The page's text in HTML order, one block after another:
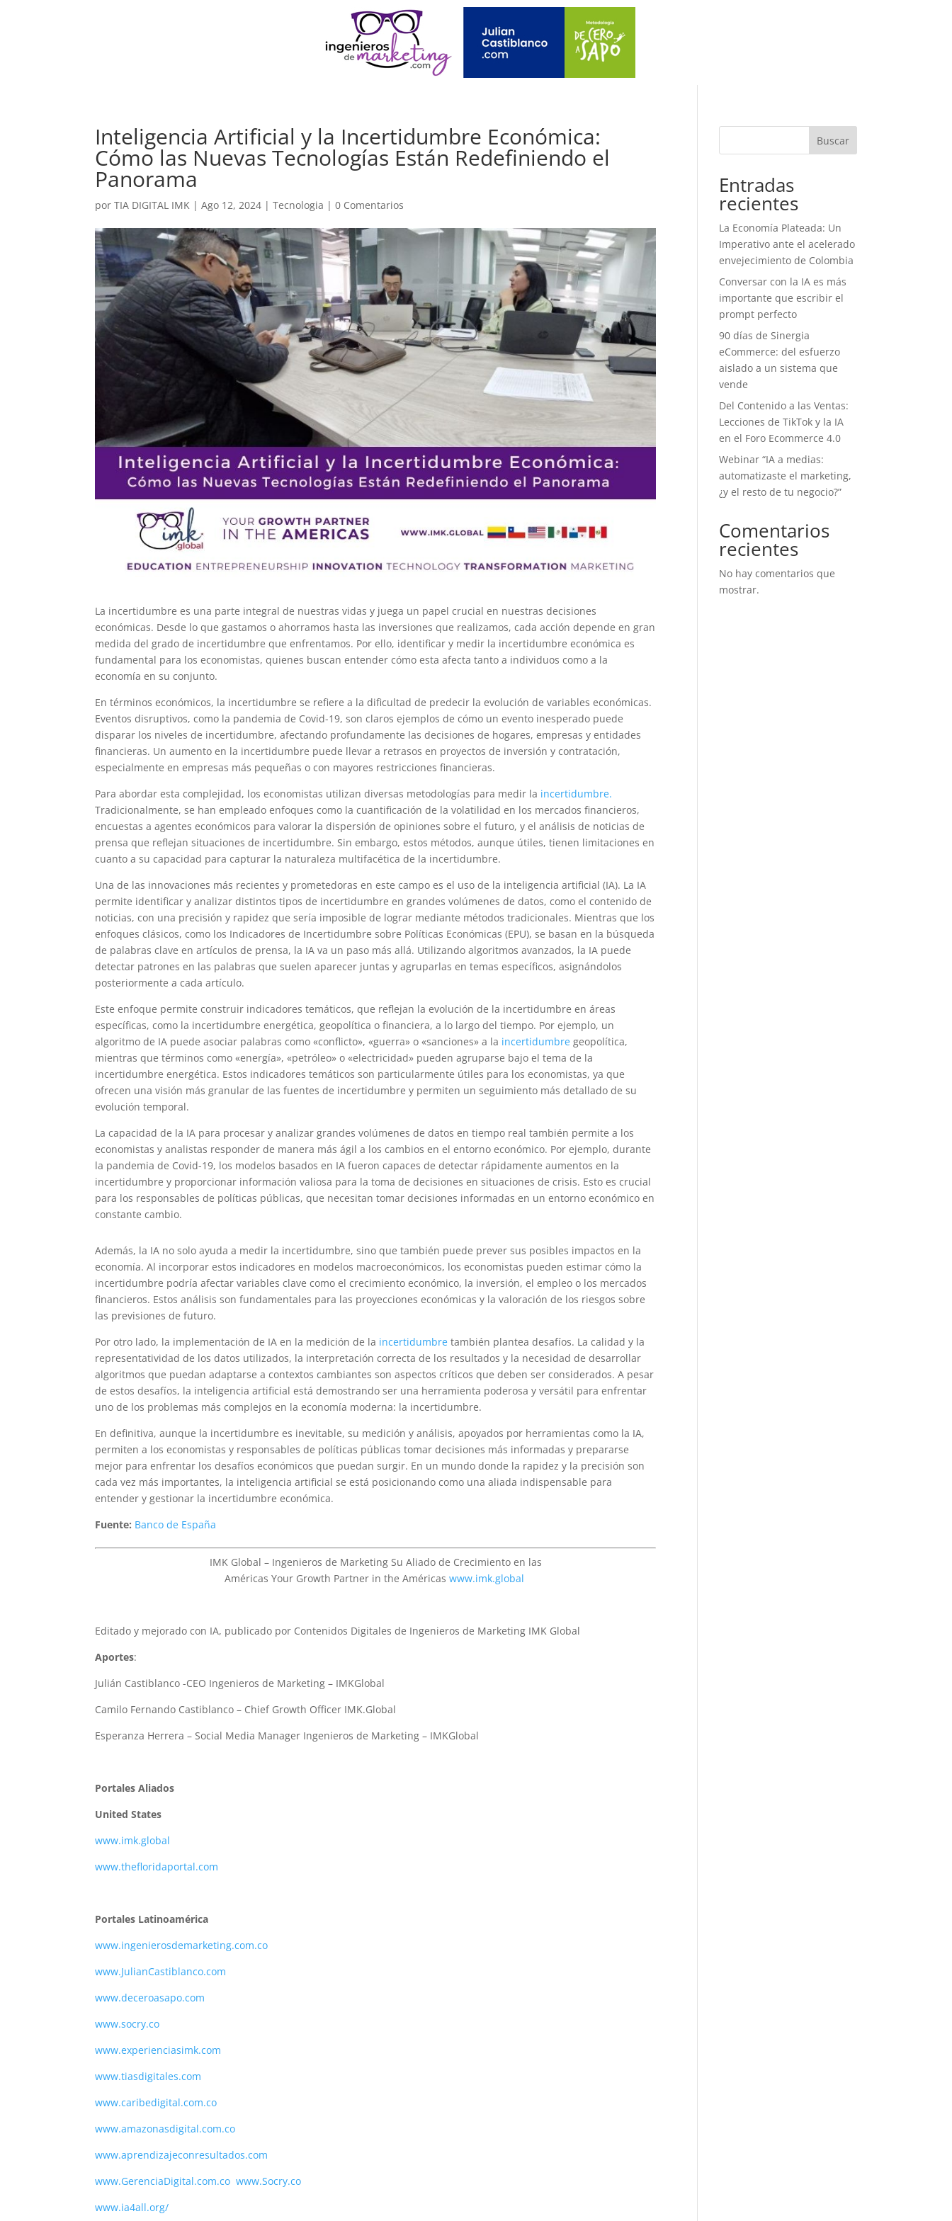
Inteligencia Artificial y la Incertidumbre Económica:
Cómo las Nuevas Tecnologías Están Redefiniendo el
Panorama
porTIA DIGITAL IMK |Ago 12, 2024 |Tecnologia |0 Comentarios
La incertidumbre es una parte integral de nuestras vidas y juega un papel crucial en nuestras decisiones
económicas. Desde lo que gastamos o ahorramos hasta las inversiones que realizamos, cada acción depende en gran
medida del grado de incertidumbre que enfrentamos. Por ello, identificar y medir la incertidumbre económica es
fundamental para los economistas, quienes buscan entender cómo esta afecta tanto a individuos como a la
economía en su conjunto.
En términos económicos, la incertidumbre se refiere a la dificultad de predecir la evolución de variables económicas.
Eventos disruptivos, como la pandemia de Covid-19, son claros ejemplos de cómo un evento inesperado puede
disparar los niveles de incertidumbre, afectando profundamente las decisiones de hogares, empresas y entidades
financieras. Un aumento en la incertidumbre puede llevar a retrasos en proyectos de inversión y contratación,
especialmente en empresas más pequeñas o con mayores restricciones financieras.
Para abordar esta complejidad, los economistas utilizan diversas metodologías para medir la incertidumbre.
Tradicionalmente, se han empleado enfoques como la cuantificación de la volatilidad en los mercados financieros,
encuestas a agentes económicos para valorar la dispersión de opiniones sobre el futuro, y el análisis de noticias de
prensa que reflejan situaciones de incertidumbre. Sin embargo, estos métodos, aunque útiles, tienen limitaciones en
cuanto a su capacidad para capturar la naturaleza multifacética de la incertidumbre.
Una de las innovaciones más recientes y prometedoras en este campo es el uso de la inteligencia artificial (IA). La IA
permite identificar y analizar distintos tipos de incertidumbre en grandes volúmenes de datos, como el contenido de
noticias, con una precisión y rapidez que sería imposible de lograr mediante métodos tradicionales. Mientras que los
enfoques clásicos, como los Indicadores de Incertidumbre sobre Políticas Económicas (EPU), se basan en la búsqueda
de palabras clave en artículos de prensa, la IA va un paso más allá. Utilizando algoritmos avanzados, la IA puede
detectar patrones en las palabras que suelen aparecer juntas y agruparlas en temas específicos, asignándolos
posteriormente a cada artículo.
Este enfoque permite construir indicadores temáticos, que reflejan la evolución de la incertidumbre en áreas
específicas, como la incertidumbre energética, geopolítica o financiera, a lo largo del tiempo. Por ejemplo, un
algoritmo de IA puede asociar palabras como «conflicto», «guerra» o «sanciones» a la incertidumbre geopolítica,
mientras que términos como «energía», «petróleo» o «electricidad» pueden agruparse bajo el tema de la
incertidumbre energética. Estos indicadores temáticos son particularmente útiles para los economistas, ya que
ofrecen una visión más granular de las fuentes de incertidumbre y permiten un seguimiento más detallado de su
evolución temporal.
La capacidad de la IA para procesar y analizar grandes volúmenes de datos en tiempo real también permite a los
economistas y analistas responder de manera más ágil a los cambios en el entorno económico. Por ejemplo, durante
la pandemia de Covid-19, los modelos basados en IA fueron capaces de detectar rápidamente aumentos en la
incertidumbre y proporcionar información valiosa para la toma de decisiones en situaciones de crisis. Esto es crucial
para los responsables de políticas públicas, que necesitan tomar decisiones informadas en un entorno económico en
constante cambio.
Además, la IA no solo ayuda a medir la incertidumbre, sino que también puede prever sus posibles impactos en la
economía. Al incorporar estos indicadores en modelos macroeconómicos, los economistas pueden estimar cómo la
incertidumbre podría afectar variables clave como el crecimiento económico, la inversión, el empleo o los mercados
financieros. Estos análisis son fundamentales para las proyecciones económicas y la valoración de los riesgos sobre
las previsiones de futuro.
Por otro lado, la implementación de IA en la medición de la incertidumbre también plantea desafíos. La calidad y la
representatividad de los datos utilizados, la interpretación correcta de los resultados y la necesidad de desarrollar
algoritmos que puedan adaptarse a contextos cambiantes son aspectos críticos que deben ser considerados. A pesar
de estos desafíos, la inteligencia artificial está demostrando ser una herramienta poderosa y versátil para enfrentar
uno de los problemas más complejos en la economía moderna: la incertidumbre.
En definitiva, aunque la incertidumbre es inevitable, su medición y análisis, apoyados por herramientas como la IA,
permiten a los economistas y responsables de políticas públicas tomar decisiones más informadas y prepararse
mejor para enfrentar los desafíos económicos que puedan surgir. En un mundo donde la rapidez y la precisión son
cada vez más importantes, la inteligencia artificial se está posicionando como una aliada indispensable para
entender y gestionar la incertidumbre económica.
Fuente: Banco de España
IMK Global – Ingenieros de Marketing Su Aliado de Crecimiento en las
Américas Your Growth Partner in the Américas www.imk.global
Editado y mejorado con IA, publicado por Contenidos Digitales de Ingenieros de Marketing IMK Global
Aportes:
Julián Castiblanco -CEO Ingenieros de Marketing – IMKGlobal
Camilo Fernando Castiblanco – Chief Growth Officer IMK.Global
Esperanza Herrera – Social Media Manager Ingenieros de Marketing – IMKGlobal
Portales Aliados
United States
www.imk.global
www.thefloridaportal.com
Portales Latinoamérica
www.ingenierosdemarketing.com.co
www.JulianCastiblanco.com
www.deceroasapo.com
www.socry.co
www.experienciasimk.com
www.tiasdigitales.com
www.caribedigital.com.co
www.amazonasdigital.com.co
www.aprendizajeconresultados.com
www.GerenciaDigital.com.co www.Socry.co
www.ia4all.org/
Buscar
Entradas
recientes
La Economía Plateada: Un
Imperativo ante el acelerado
envejecimiento de Colombia
Conversar con la IA es más
importante que escribir el
prompt perfecto
90 días de Sinergia
eCommerce: del esfuerzo
aislado a un sistema que
vende
Del Contenido a las Ventas:
Lecciones de TikTok y la IA
en el Foro Ecommerce 4.0
Webinar “IA a medias:
automatizaste el marketing,
¿y el resto de tu negocio?”
Comentarios
recientes
No hay comentarios que
mostrar.